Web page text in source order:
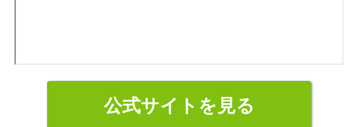
公式サイトを見る